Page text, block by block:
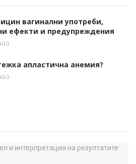
вагинални употреби,
ефекти и предупреждения
апластична анемия?